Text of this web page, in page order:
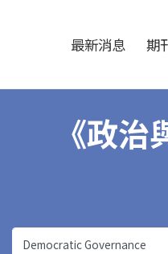
最新消息 期
《政治